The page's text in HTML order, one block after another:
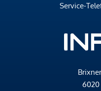
Service-
6020